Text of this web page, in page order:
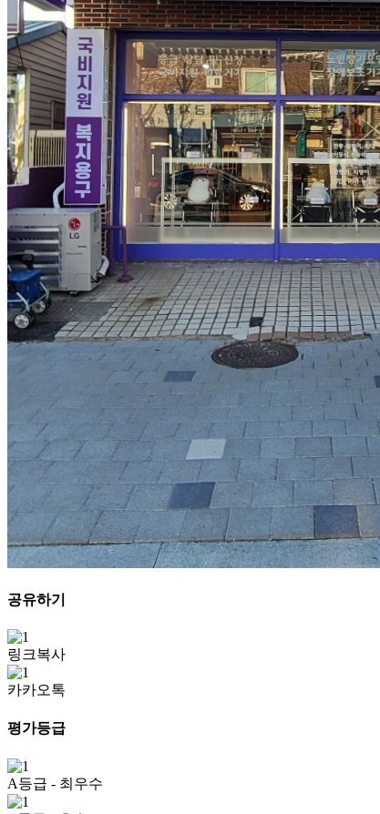
공유하기
링크복사
카카오톡
평가등급
A등급 - 최우수